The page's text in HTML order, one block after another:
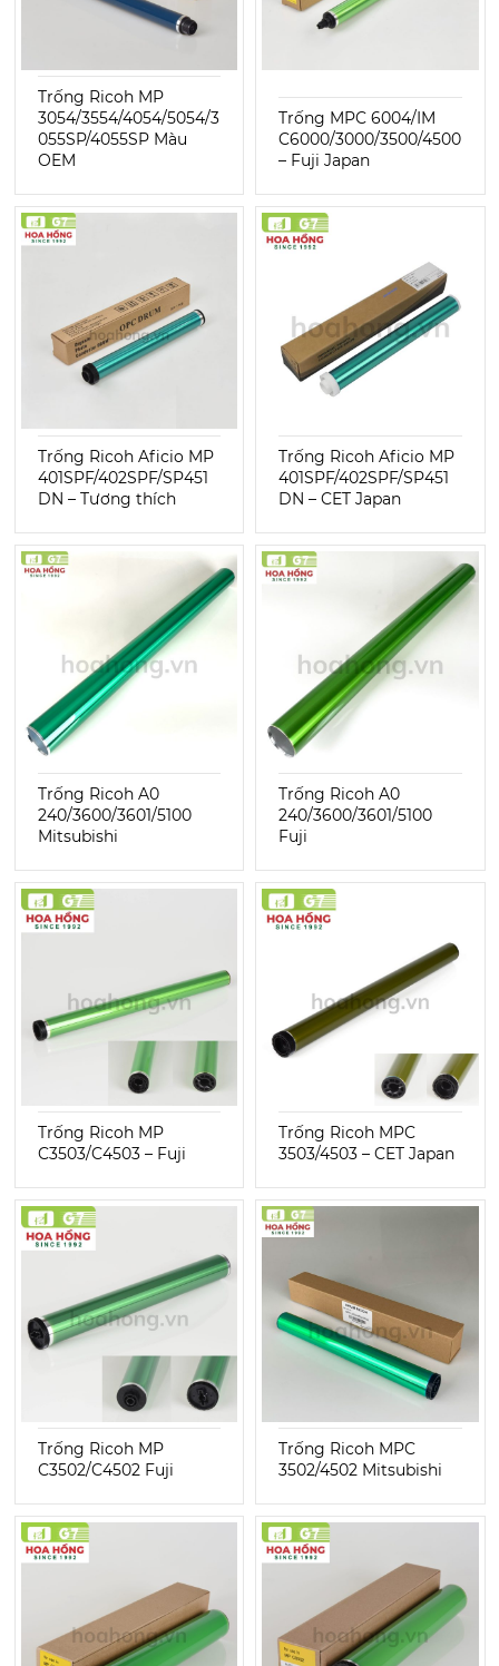
Trống Ricoh MP
3054/3554/4054/5054/3
055SP/4055SP Màu
OEM
Trống MPC 6004/IM
C6000/3000/3500/4500
– Fuji Japan
Trống Ricoh Aficio MP
401SPF/402SPF/SP451
DN – Tương thích
Trống Ricoh Aficio MP
401SPF/402SPF/SP451
DN – CET Japan
Trống Ricoh A0
240/3600/3601/5100
Mitsubishi
Trống Ricoh A0
240/3600/3601/5100
Fuji
Trống Ricoh MP
C3503/C4503 – Fuji
Trống Ricoh MPC
3503/4503 – CET Japan
Trống Ricoh MP
C3502/C4502 Fuji
Trống Ricoh MPC
3502/4502 Mitsubishi